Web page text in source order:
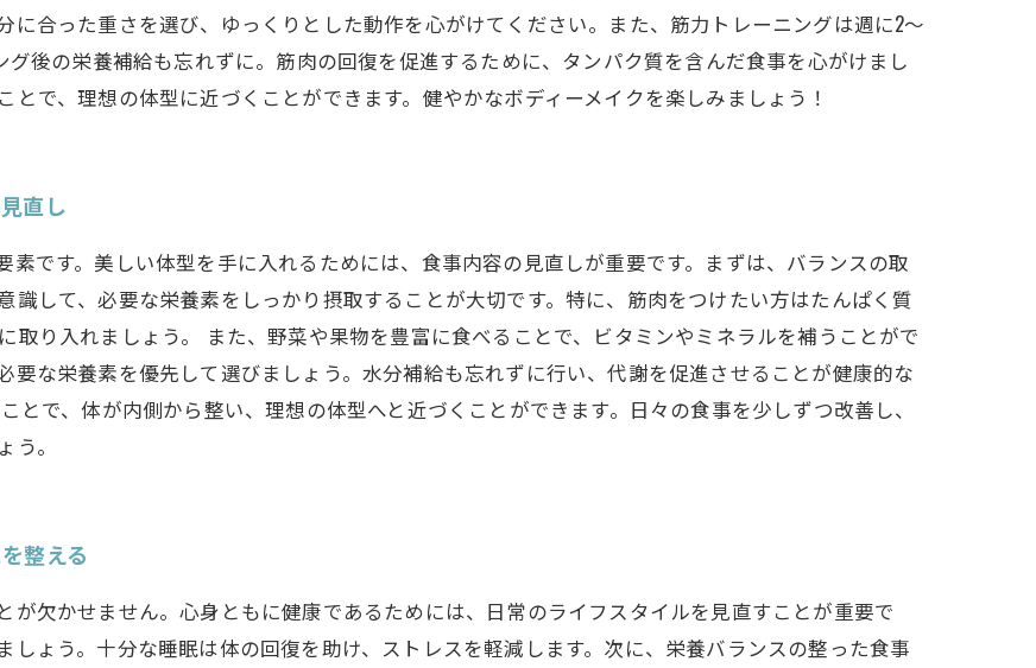
に合った重さを選び、ゆっくりとした動作を心がけてください。また、筋力トレーニングは週に2～
後の栄養補給も忘れずに。筋肉の回復を促進するために、タンパク質を含んだ食事を心がけまし
で、理想の体型に近づくことができます。健やかなボディーメイクを楽しみましょう！
直し
です。美しい体型を手に入れるためには、食事内容の見直しが重要です。まずは、バランスの取
識して、必要な栄養素をしっかり摂取することが大切です。特に、筋肉をつけたい方はたんぱく質
取り入れましょう。 また、野菜や果物を豊富に食べることで、ビタミンやミネラルを補うことがで
要な栄養素を優先して選びましょう。水分補給も忘れずに行い、代謝を促進させることが健康的な
とで、体が内側から整い、理想の体型へと近づくことができます。日々の食事を少しずつ改善し、
。
整える
が欠かせません。心身ともに健康であるためには、日常のライフスタイルを見直すことが重要で
ょう。十分な睡眠は体の回復を助け、ストレスを軽減します。次に、栄養バランスの整った食事